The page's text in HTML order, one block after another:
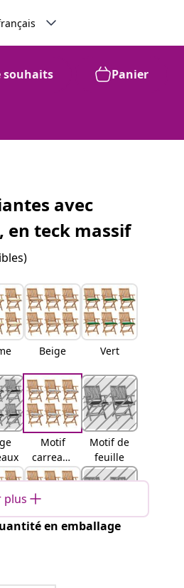
souhaits Panier
avec
en teck massif
Beige Vert
Motif
carreaux
gris
Motif de
feuille
Noir Bleu
plus
en emballage